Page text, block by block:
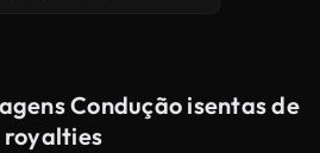
Condução isentas de
royalties